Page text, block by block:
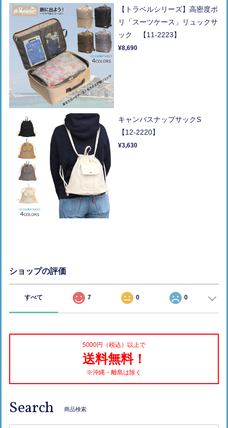
【トラベルシリーズ】高密度ポ
リ「スーツケース」リュックサ
ック 【11-2223】
¥8,690
キャンバスナップサックS
【12-2220】
¥3,630
ショップの評価
すべて 7 0 0
5000円（税込）以上で
送料無料！
※沖縄・離島は除く
Search 商品検索